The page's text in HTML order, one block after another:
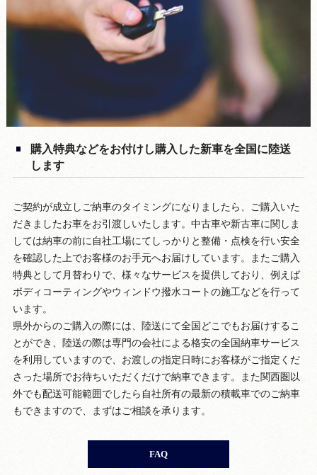
購入特典などをお付けし購入した新車を全国に陸送
します
ご契約が成立しご納車のタイミングになりましたら、ご購入いた
だきましたお車をお引渡しいたします。中古車や新古車に関しま
しては納車の前に自社工場にてしっかりと整備・点検を行い安全
を確認した上でお客様のお手元へお届けしています。またご購入
特典として月替わりで、様々なサービスを提供しており、例えば
ボディコーティングやウィンドウ撥水コートの施工などを行って
います。
県外からのご購入の際には、陸送にて全国どこでもお届けするこ
とができ、陸送の際は専門の会社による格安の全国納車サービス
を利用していますので、お渡しの指定日時にお客様がご指定くだ
さった場所でお待ちいただくだけで納車できます。また関西圏以
外でも配送可能範囲でしたら自社所有の最新の積載車でのご納車
もできますので、まずはご相談を承ります。
FAQ